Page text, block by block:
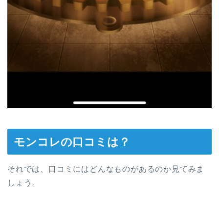
モンコレの口コミは？
それでは、口コミにはどんなものがあるのか見てみま
しょう。